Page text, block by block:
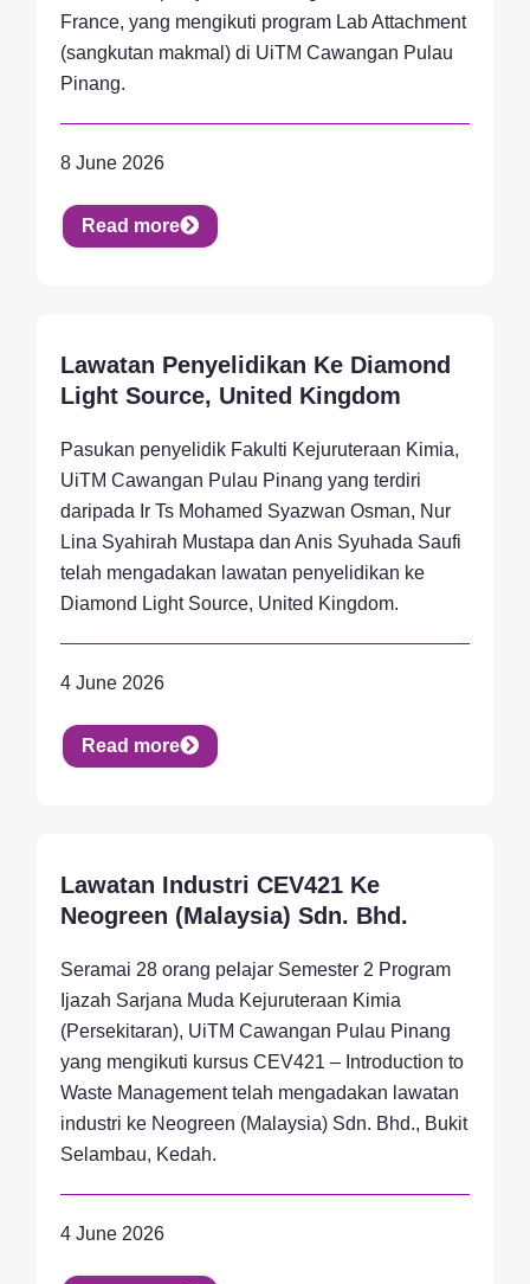
France, yang mengikuti program Lab Attachment
(sangkutan makmal) di UiTM Cawangan Pulau
Pinang.
8 June 2026
Read more
Achievement, Activity, Research
Lawatan Penyelidikan Ke Diamond
Light Source, United Kingdom
Pasukan penyelidik Fakulti Kejuruteraan Kimia,
UiTM Cawangan Pulau Pinang yang terdiri
daripada Ir Ts Mohamed Syazwan Osman, Nur
Lina Syahirah Mustapa dan Anis Syuhada Saufi
telah mengadakan lawatan penyelidikan ke
Diamond Light Source, United Kingdom.
4 June 2026
Read more
Activity, Student
Lawatan Industri CEV421 Ke
Neogreen (Malaysia) Sdn. Bhd.
Seramai 28 orang pelajar Semester 2 Program
Ijazah Sarjana Muda Kejuruteraan Kimia
(Persekitaran), UiTM Cawangan Pulau Pinang
yang mengikuti kursus CEV421 – Introduction to
Waste Management telah mengadakan lawatan
industri ke Neogreen (Malaysia) Sdn. Bhd., Bukit
Selambau, Kedah.
4 June 2026